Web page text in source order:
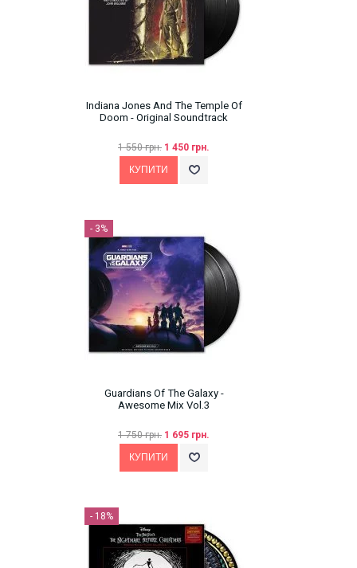
Indiana Jones And The Temple Of
Doom - Original Soundtrack
1 550 грн. 1 450 грн.
- 3%
Guardians Of The Galaxy -
Awesome Mix Vol.3
1 750 грн. 1 695 грн.
- 18%